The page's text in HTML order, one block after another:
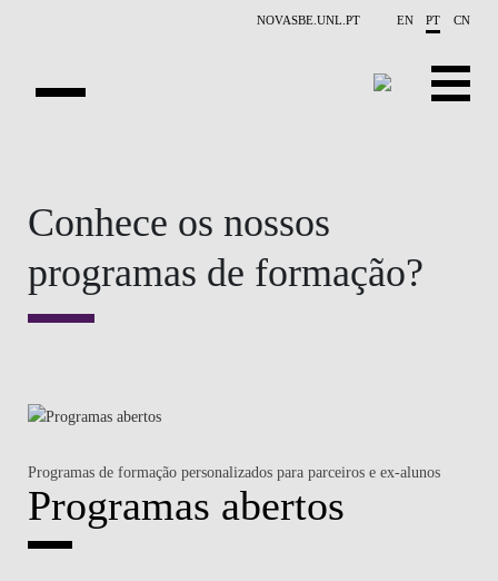
NOVASBE.UNL.PT EN PT CN
EDUCAÇÃO
FINANCE PHD EVENTS
INVESTIGAÇÃO
PESSOAS
EVENTOS
NOTÍCIAS
Conhece os nossos
programas de formação?
Programas de formação personalizados para parceiros e ex-alunos
Programas abertos